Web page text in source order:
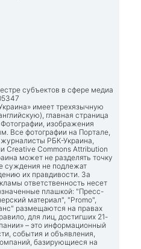
субъектов в сфере медиа
имеет трехязычную
главная страница
Фотографии, изображения
Все фотографии на Портале,
РБК-Украина,
Creative Commons Attribution
может не разделять точку
суждения не подлежат
их правдивости. За
ответственность несет
плашкой: "Пресс-
материал", "Promo",
размещаются на правах
для лиц, достигших 21-
– это информационный
события и объявления,
базирующиеся на